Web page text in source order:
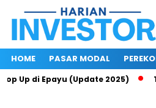
HOME PASAR MODAL
Up di Epayu (Update 2025)